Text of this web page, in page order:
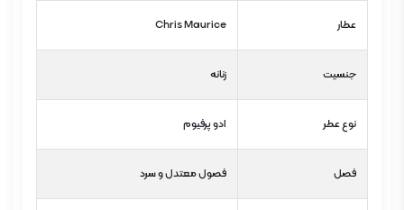
عطار Chris Maurice
جنسیت زنانه
نوع عطر ادو پرفیوم
فصل فصول معتدل و سرد